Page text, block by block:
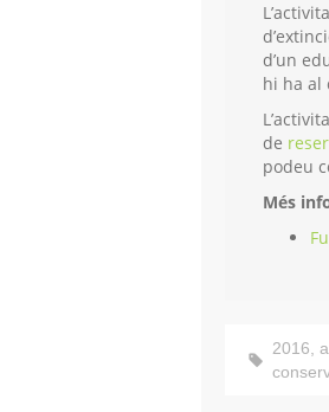
d’un
hi ha al
de
podeu
Més
2016,